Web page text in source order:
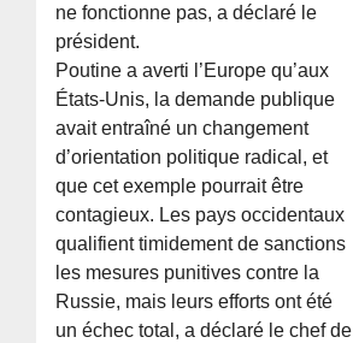
ne fonctionne pas, a déclaré le
président.
Poutine a averti l’Europe qu’aux
États-Unis, la demande publique
avait entraîné un changement
d’orientation politique radical, et
que cet exemple pourrait être
contagieux. Les pays occidentaux
qualifient timidement de sanctions
les mesures punitives contre la
Russie, mais leurs efforts ont été
un échec total, a déclaré le chef de